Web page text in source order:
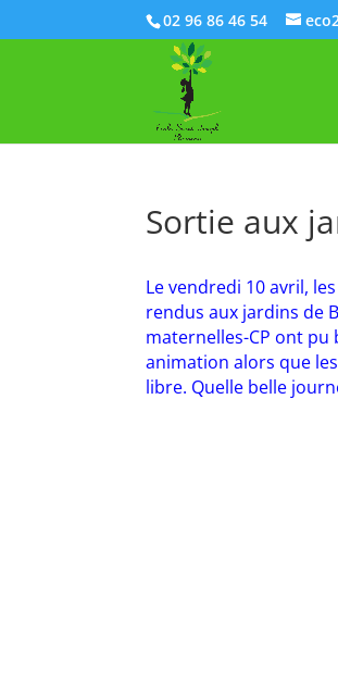
02 96 86 46 54
Sortie aux
Le vendredi 10 avril,
rendus aux jardins de
maternelles-CP ont pu
animation alors que
libre. Quelle belle